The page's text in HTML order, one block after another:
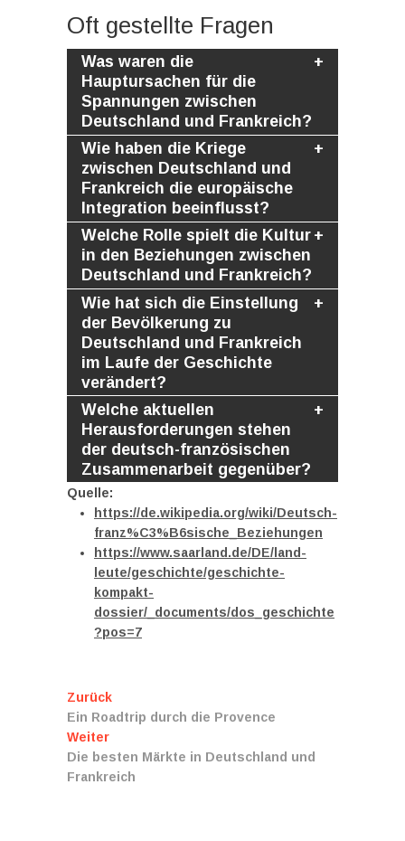
Oft gestellte Fragen
Was waren die
Hauptursachen für die
Spannungen zwischen
Deutschland und Frankreich?
Wie haben die Kriege
zwischen Deutschland und
Frankreich die europäische
Integration beeinflusst?
Welche Rolle spielt die Kultur
in den Beziehungen zwischen
Deutschland und Frankreich?
Wie hat sich die Einstellung
der Bevölkerung zu
Deutschland und Frankreich
im Laufe der Geschichte
verändert?
Welche aktuellen
Herausforderungen stehen
der deutsch-französischen
Zusammenarbeit gegenüber?
Quelle:
https://de.wikipedia.org/wiki/Deutsch-
franz%C3%B6sische_Beziehungen
https://www.saarland.de/DE/land-
leute/geschichte/geschichte-
kompakt-
dossier/_documents/dos_geschichte
?pos=7
Beitragsnavigation
ZurückVorheriger
Beitrag:
Ein Roadtrip durch die Provence
WeiterNächster
Beitrag:
Die besten Märkte in Deutschland und
Frankreich